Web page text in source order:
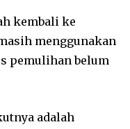
kembali ke
menggunakan
pemulihan belum
adalah